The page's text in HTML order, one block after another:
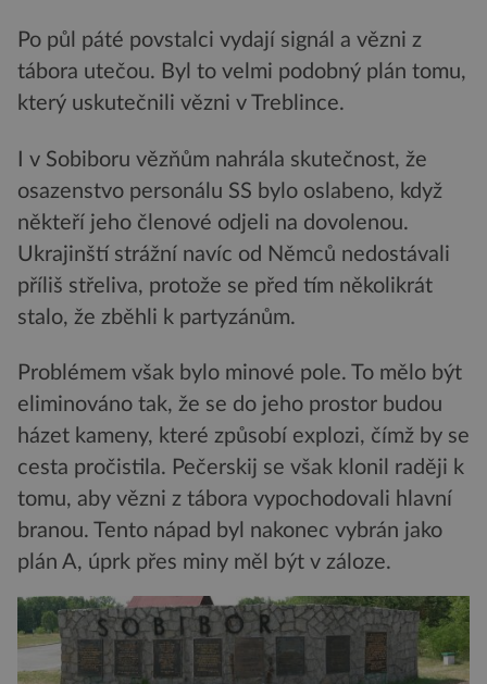
Po půl páté povstalci vydají signál a vězni z
tábora utečou. Byl to velmi podobný plán tomu,
který uskutečnili vězni v Treblince.
I v Sobiboru vězňům nahrála skutečnost, že
osazenstvo personálu SS bylo oslabeno, když
někteří jeho členové odjeli na dovolenou.
Ukrajinští strážní navíc od Němců nedostávali
příliš střeliva, protože se před tím několikrát
stalo, že zběhli k partyzánům.
Problémem však bylo minové pole. To mělo být
eliminováno tak, že se do jeho prostor budou
házet kameny, které způsobí explozi, čímž by se
cesta pročistila. Pečerskij se však klonil raději k
tomu, aby vězni z tábora vypochodovali hlavní
branou. Tento nápad byl nakonec vybrán jako
plán A, úprk přes miny měl být v záloze.